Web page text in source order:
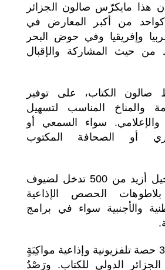
هذا مايكرّس صالون الجزائر
كواحد من أكبر المعارض في
وإفريقيا وفي حوض البحر
من حيث المشاركة والإقبال
صالون الكتاب، على توفير
والمناخ المناسب لتسهيل
سواء السمعي أو
أو الصحافة المكتوب
وكشف عن تسجيل أزيد من 500 تدخل لضيوف
الحصص الإذاعية
والأجنبية سواء في برامج
وكذا أكثر من 300 حصة تلفزيونية وإذاعية مواكِبَةٍ
الجزائر الدولي للكتاب. ورَصْدُ